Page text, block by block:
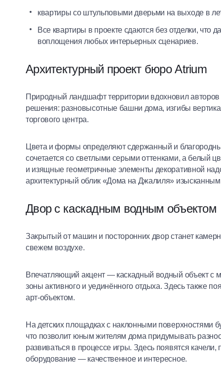
квартиры со штульповыми дверьми на выходе в
Все квартиры в проекте сдаются без отделки, что
воплощения любых интерьерных сценариев.
Архитектурный проект бюро Atrium
Природный ландшафт территории вдохновил
решения: разновысотные башни дома, изгибы
торгового центра.
Цвета и формы определяют сдержанный и
сочетается со светлыми серыми оттенками, а белый
и изящные геометричные элементы декоративной
архитектурный облик «Дома на Джалиля»
Двор с каскадным водным объектом
Закрытый от машин и посторонних двор станет
свежем воздухе.
Впечатляющий акцент — каскадный водный объект с
зоны активного и уединённого отдыха. Здесь также
арт-объектом.
На детских площадках с наклонными поверхностями
что позволит юным жителям дома придумывать
развиваться в процессе игры. Здесь появятся
оборудование — качественное и интересное.